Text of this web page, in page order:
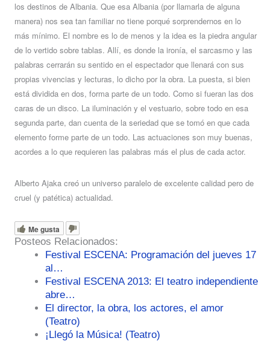
los destinos de Albania. Que esa Albania (por llamarla de alguna
manera) nos sea tan familiar no tiene porqué sorprendernos en lo
más mínimo. El nombre es lo de menos y la idea es la piedra angular
de lo vertido sobre tablas. Allí, es donde la ironía, el sarcasmo y las
palabras cerrarán su sentido en el espectador que llenará con sus
propias vivencias y lecturas, lo dicho por la obra. La puesta, si bien
está dividida en dos, forma parte de un todo. Como si fueran las dos
caras de un disco. La iluminación y el vestuario, sobre todo en esa
segunda parte, dan cuenta de la seriedad que se tomó en que cada
elemento forme parte de un todo. Las actuaciones son muy buenas,
acordes a lo que requieren las palabras más el plus de cada actor.
Alberto Ajaka creó un universo paralelo de excelente calidad pero de
cruel (y patética) actualidad.
Me gusta
Posteos Relacionados:
Festival ESCENA: Programación del jueves 17
al…
Festival ESCENA 2013: El teatro independiente
abre…
El director, la obra, los actores, el amor
(Teatro)
¡Llegó la Música! (Teatro)